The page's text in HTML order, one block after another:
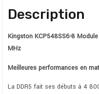
Description
Kingston KCP548SS6-8
MHz
Meilleures performances en
La DDR5 fait ses débuts à 4